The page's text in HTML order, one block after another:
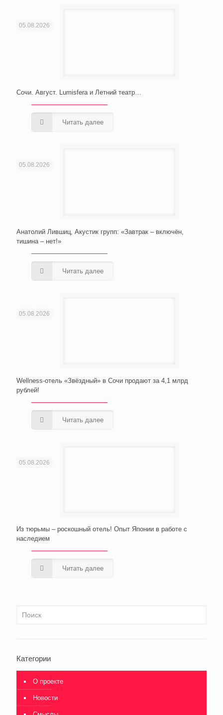
05.08.2026
Сочи. Август. Lumisfera и Летний театр…
Читать далее
05.08.2026
Анатолий Лившиц, Акустик групп: «Завтрак – включён,
тишина – нет!»
Читать далее
05.08.2026
Wellness-отель «Звёздный» в Сочи продают за 4,1 млрд
рублей!
Читать далее
05.08.2026
Из тюрьмы – роскошный отель! Опыт Японии в работе с
наследием
Читать далее
Категории
О проекте
Новости